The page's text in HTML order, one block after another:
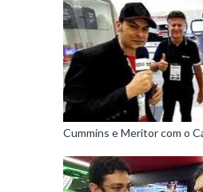
Cummins e Meritor com o